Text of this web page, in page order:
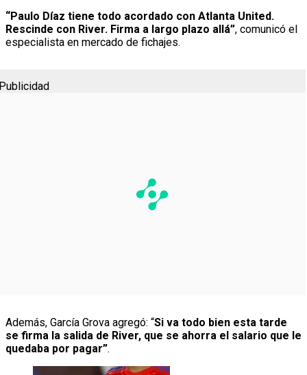
“Paulo Díaz tiene todo acordado con Atlanta United.
Rescinde con River. Firma a largo plazo allá”, comunicó el
especialista en mercado de fichajes.
Además, García Grova agregó: “Si va todo bien esta tarde
se firma la salida de River, que se ahorra el salario que le
quedaba por pagar”.